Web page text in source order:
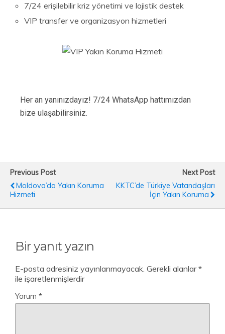
7/24 erişilebilir kriz yönetimi ve lojistik destek
VIP transfer ve organizasyon hizmetleri
Her an yanınızdayız! 7/24 WhatsApp hattımızdan
bize ulaşabilirsiniz.
Previous Post
Moldova’da Yakın Koruma
Hizmeti
Next Post
KKTC’de Türkiye Vatandaşları
İçin Yakın Koruma
Bir yanıt yazın
E-posta adresiniz yayınlanmayacak. Gerekli alanlar*
ile işaretlenmişlerdir
Yorum *